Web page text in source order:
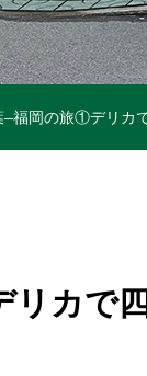
–福岡の旅①デリカ
カで